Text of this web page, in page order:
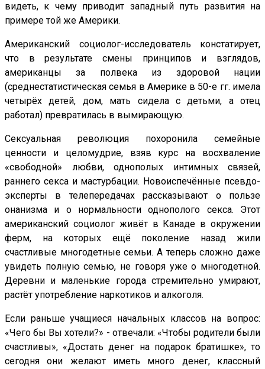
видеть, к чему приводит западный путь развития на
примере той же Америки.
Американский социолог-исследователь констатирует,
что в результате смены принципов и взглядов,
американцы за полвека из здоровой нации
(среднестатистическая семья в Америке в 50-е гг. имела
четырёх детей, дом, мать сидела с детьми, а отец
работал) превратилась в вымирающую.
Сексуальная революция похоронила семейные
ценности и целомудрие, взяв курс на восхваление
«свободной» любви, однополых интимных связей,
раннего секса и мастурбации. Новоиспечённые псевдо-
эксперты в телепередачах рассказывают о пользе
онанизма и о нормальности однополого секса. Этот
американский социолог живёт в Канаде в окружении
ферм, на которых ещё поколение назад жили
счастливые многодетные семьи. А теперь сложно даже
увидеть полную семью, не говоря уже о многодетной.
Деревни и маленькие города стремительно умирают,
растёт употребление наркотиков и алкоголя.
Если раньше учащиеся начальных классов на вопрос:
«Чего бы Вы хотели?» - отвечали: «Чтобы родители были
счастливы», «Достать денег на подарок братишке», то
сегодня они желают иметь много денег, классный